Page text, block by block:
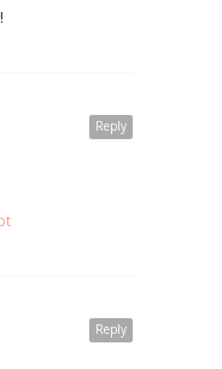
Reply
Reply